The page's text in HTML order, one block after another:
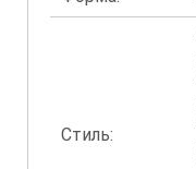
Стиль: